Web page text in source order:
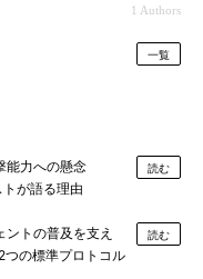
1 Authors
一覧
能力への懸念
が語る理由
読む
トの普及を支え
の標準プロトコル
読む